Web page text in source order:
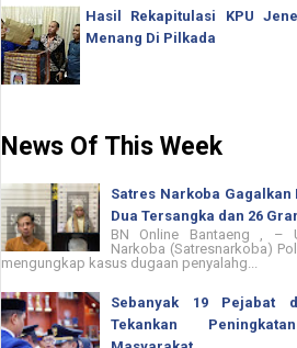
Hasil Rekapitulasi KPU
Menang Di Pilkada
News Of This Week
Satres Narkoba
Dua Tersangka dan 26
BN Online Bantaeng , –
Narkoba (Satresnarkoba)
mengungkap kasus dugaan penyalahg...
Sebanyak 19 Pejabat
Tekankan